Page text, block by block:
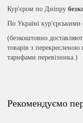
Кур'єром по Дніпру
По Україні
(безкоштовно
товарів з перекресленою
тарифами перевізника.)
Рекомендуємо